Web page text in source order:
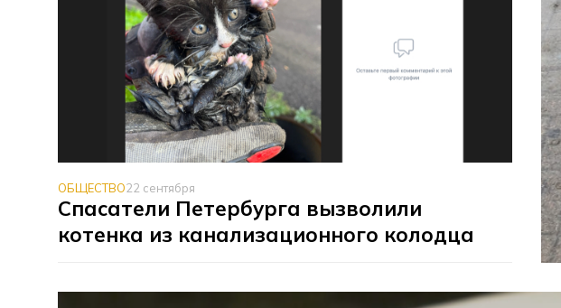
ОБЩЕСТВО22 сентября
Спасатели Петербурга вызволили
котенка из канализационного колодца